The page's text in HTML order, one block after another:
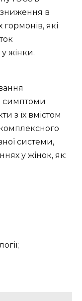
в
гормонів, які
жінки.
симптоми
з їх вмістом
системи,
у жінок, як: